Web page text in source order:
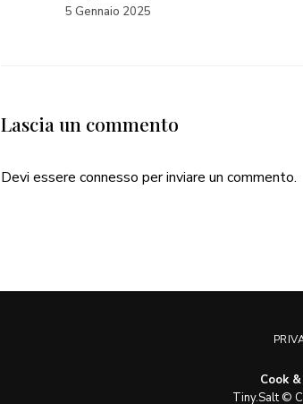
5 Gennaio 2025
Lascia un commento
Devi essere connesso per inviare un commento.
Cook
Tiny.Salt ©